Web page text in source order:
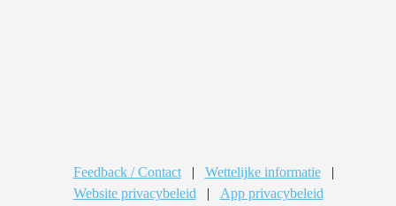
Feedback / Contact | Wettelijke informatie
|
Website privacybeleid
| App privacybeleid